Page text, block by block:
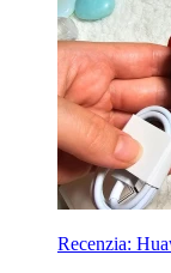
Recenzia: